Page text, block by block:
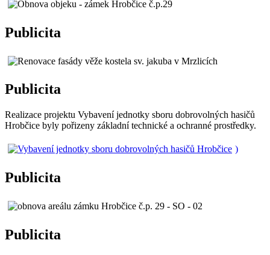
Publicita
Publicita
Realizace projektu Vybavení jednotky sboru dobrovolných hasičů
Hrobčice byly pořizeny základní technické a ochranné prostředky.
)
Publicita
Publicita